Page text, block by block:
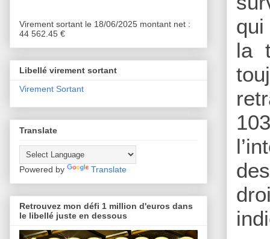
la
Virement sortant le 18/06/2025 montant net :
44 562.45 €
Libellé virement sortant
Virement Sortant
Translate
Powered by Translate
Retrouvez mon défi 1 million d'euros dans
le libellé juste en dessous